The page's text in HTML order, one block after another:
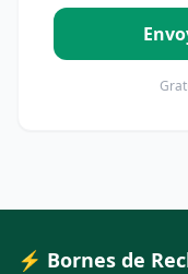
⚡ Bornes de